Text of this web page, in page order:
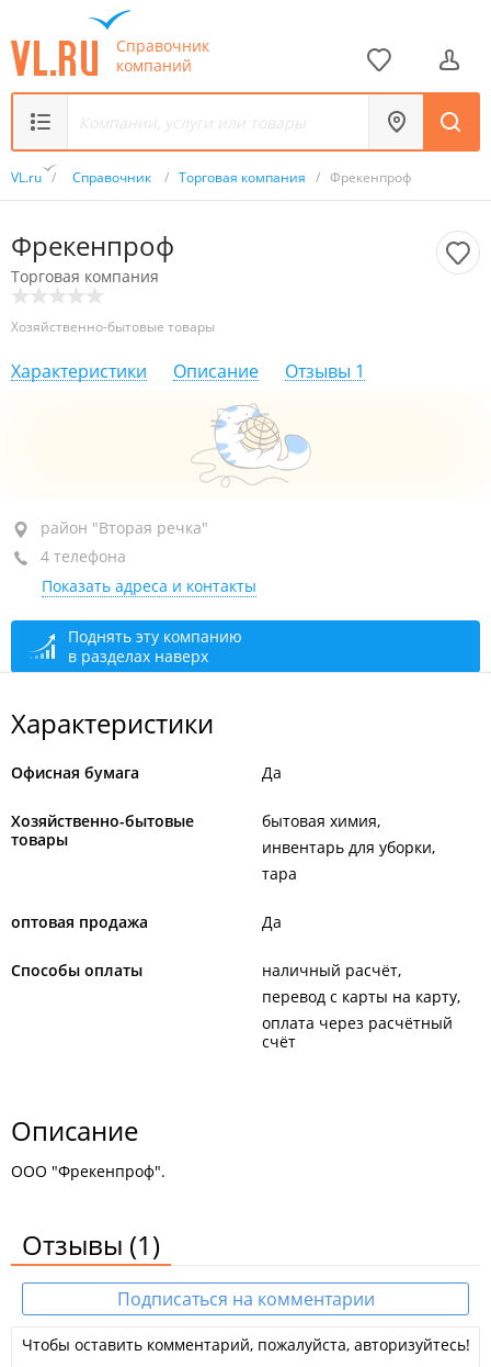
Справочник
компаний
VL.ru / Справочник / Торговая компания / Фрекенпроф
Фрекенпроф
Торговая компания
Хозяйственно-бытовые товары
Характеристики Описание Отзывы 1
район "Вторая речка", ул. Русская, 85А
+7 (423) 224-31-08
+7 (423) 273-93-87
+7 914 703-93-87
+7 994 110-07-50
район "Вторая речка"
4 телефона
Показать адреса и контакты
Поднять эту компанию
в разделах наверх
Характеристики
Офисная бумага Да
Хозяйственно-бытовые
товары
бытовая химия
инвентарь для уборки
тара
оптовая продажа Да
Способы оплаты
наличный расчёт
перевод с карты на карту
оплата через расчётный
счёт
Описание
ООО "Фрекенпроф".
Отзывы (1)
Подписаться на комментарии
Чтобы оставить комментарий, пожалуйста, авторизуйтесь!